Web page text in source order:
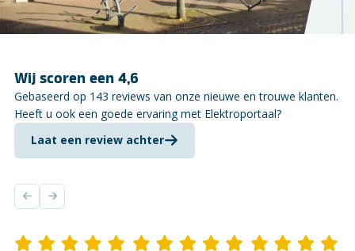
Wij scoren een 4,6
Gebaseerd op 143 reviews van onze nieuwe en trouwe klanten.
Heeft u ook een goede ervaring met Elektroportaal?
Laat een review achter